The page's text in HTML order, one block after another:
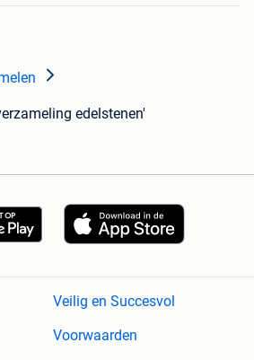
edelstenen'
Veilig en Succesvol
Voorwaarden